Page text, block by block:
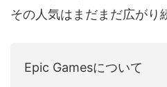
その人気はまだまだ広がり
Epic Gamesについて